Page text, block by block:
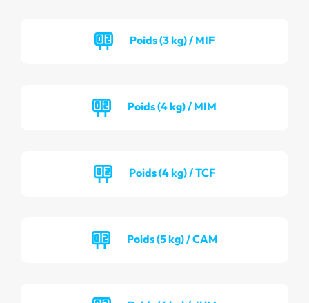
Poids (3 kg) / MIF
Poids (4 kg) / MIM
Poids (4 kg) / TCF
Poids (5 kg) / CAM